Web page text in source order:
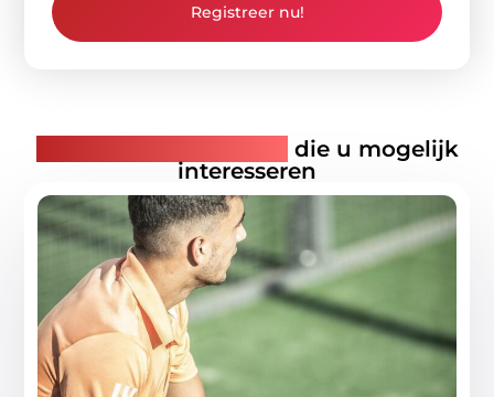
Registreer nu!
die u mogelijk
interesseren